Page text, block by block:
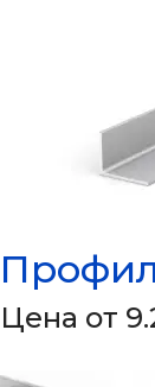
Цена от